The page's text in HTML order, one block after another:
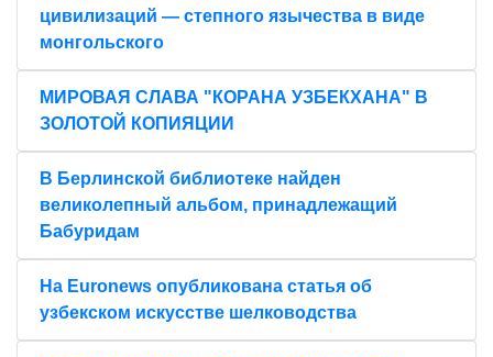
цивилизаций — степного язычества в виде
монгольского
МИРОВАЯ СЛАВА "КОРАНА УЗБЕКХАНА" В
ЗОЛОТОЙ КОПИЯЦИИ
В Берлинской библиотеке найден
великолепный альбом, принадлежащий
Бабуридам
На Euronews опубликована статья об
узбекском искусстве шелководства